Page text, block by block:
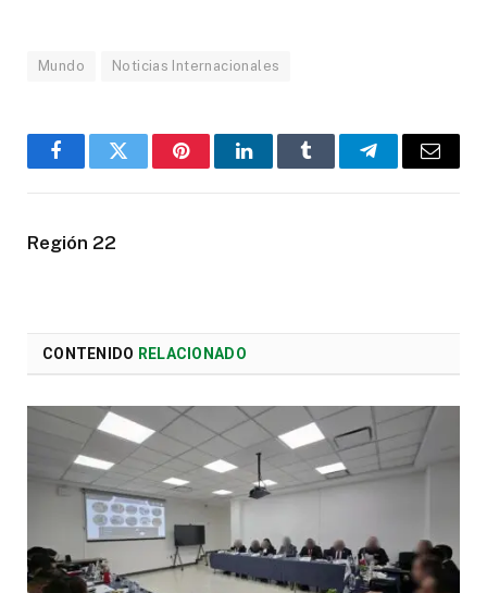
Mundo Noticias Internacionales
FacebookTwitter PinterestLinkedInTumblr TelegramEmail
Región 22
CONTENIDO RELACIONADO